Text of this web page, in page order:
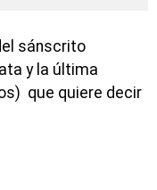
sánscrito
y la última
que quiere decir